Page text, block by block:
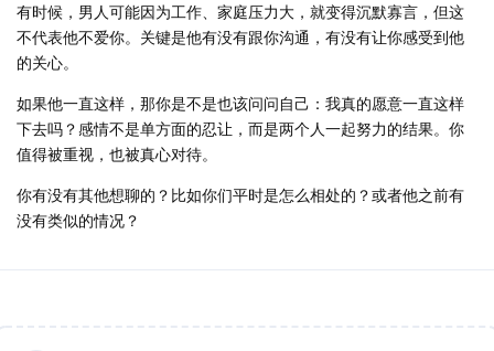
有时候，男人可能因为工作、家庭压力大，就变得沉默寡言，但这
不代表他不爱你。关键是他有没有跟你沟通，有没有让你感受到他
的关心。
如果他一直这样，那你是不是也该问问自己：我真的愿意一直这样
下去吗？感情不是单方面的忍让，而是两个人一起努力的结果。你
值得被重视，也被真心对待。
你有没有其他想聊的？比如你们平时是怎么相处的？或者他之前有
没有类似的情况？